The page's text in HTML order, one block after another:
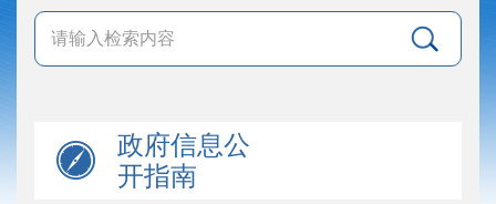
政府信息公
开指南